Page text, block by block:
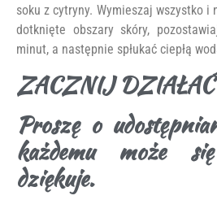
soku z cytryny. Wymieszaj wszystko
dotknięte obszary skóry,
minut, a następnie spłukać ciepłą
ZACZNIJ
Proszę o
każdemu może
dziękuje.